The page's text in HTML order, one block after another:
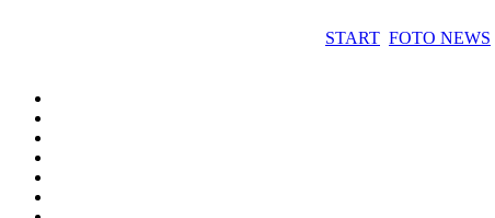
START FOTO NEWS